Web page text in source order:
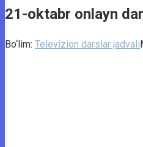
21-oktabr onlayn
Bo‘lim: Televizion darslar jadvali